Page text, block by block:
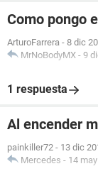
Como pongo
ArturoFarrera - 8 dic
MrNoBodyMX - 9
1 respuesta
Al encender
painkiller72 - 13 dic
Mercedes - 14